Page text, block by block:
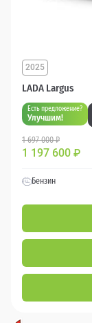
LADA Largus
2025
Есть предложение?
Улучшим!
1 697 000 ₽
1 197 600 ₽
Бензин